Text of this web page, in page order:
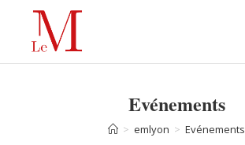
Evénements
> emlyon > Evénements